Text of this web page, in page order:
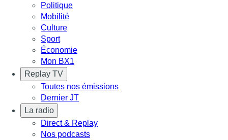
Politique
Mobilité
Culture
Sport
Économie
Mon BX1
Replay TV
Toutes nos émissions
Dernier JT
La radio
Direct & Replay
Nos podcasts